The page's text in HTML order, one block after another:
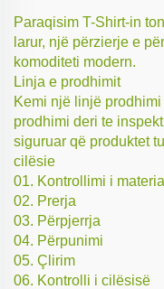
Paraqisim T-Shirt-in
larur, një përzierje e
komoditeti modern.
Linja e prodhimit
Kemi një linjë
prodhimi deri te
siguruar që produktet
cilësie
01. Kontrollimi i
02. Prerja
03. Përpjerrja
04. Përpunimi
05. Çlirim
06. Kontrolli i cilësisë